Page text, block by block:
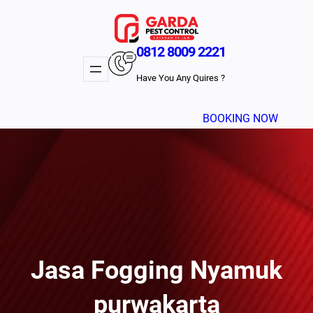
0812 8009 2221
Have You Any Quires ?
BOOKING NOW
Jasa Fogging Nyamuk
purwakarta